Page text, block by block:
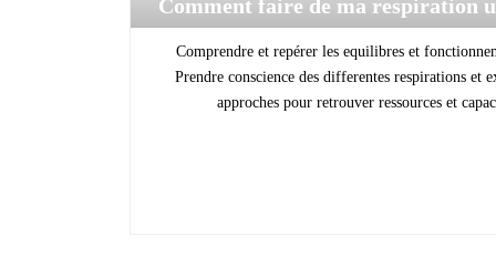
Comment faire de ma respiration
/ Atelier HPE
Comprendre et repérer les equilibres et
Prendre conscience des differentes respirations et
approches pour retrouver ressources et